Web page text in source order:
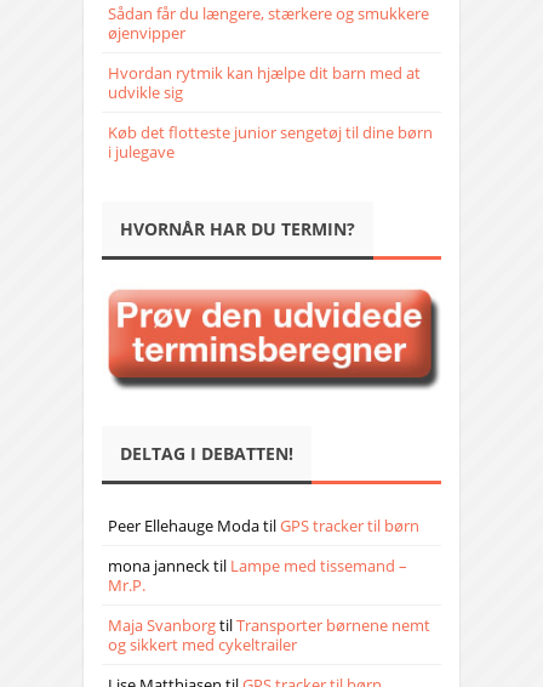
Sådan får du længere, stærkere og smukkere
øjenvipper
Hvordan rytmik kan hjælpe dit barn med at
udvikle sig
Køb det flotteste junior sengetøj til dine børn
i julegave
HVORNÅR HAR DU TERMIN?
DELTAG I DEBATTEN!
Peer Ellehauge ModatilGPS tracker til børn
mona jannecktil Lampe med tissemand –
Mr.P.
Maja SvanborgtilTransporter børnene nemt
og sikkert med cykeltrailer